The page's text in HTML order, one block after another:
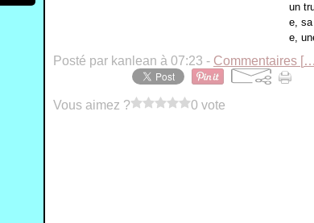
un
e,
e,
Posté par kanlean à 07:23 - Commentaires […
Vous aimez ? 0 vote